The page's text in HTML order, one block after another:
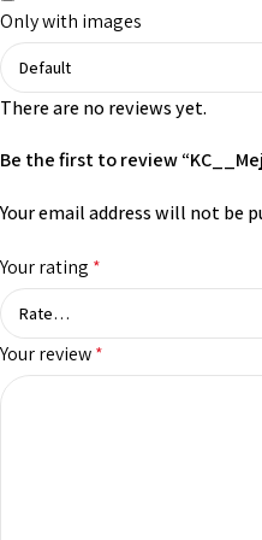
Only with images
There are no reviews yet.
Be the first to review
Your email address will not be
Your rating *
Your review*